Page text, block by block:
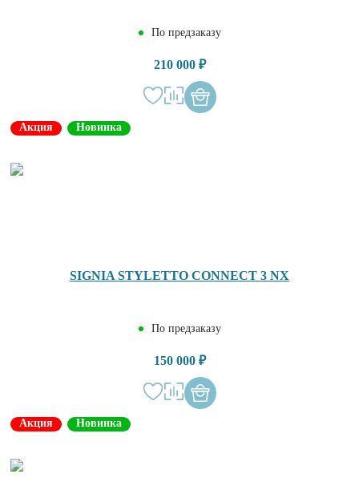
По предзаказу
210 000 ₽
Акция Новинка
SIGNIA STYLETTO CONNECT 3 NX
По предзаказу
150 000 ₽
Акция Новинка